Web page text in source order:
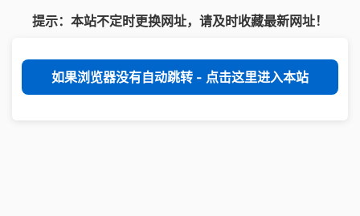
提示：本站不定时更换网址，请及时收藏最新网址！
如果浏览器没有自动跳转 - 点击这里进入本站